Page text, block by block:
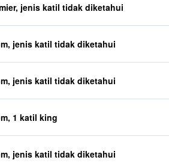
jenis katil tidak diketahui
jenis katil tidak diketahui
jenis katil tidak diketahui
1 katil king
jenis katil tidak diketahui